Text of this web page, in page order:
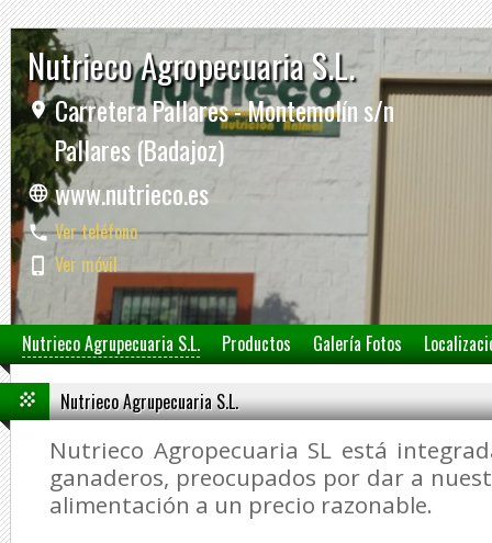
Nutrieco Agropecuaria S.L.
Carretera Pallares - Montemolín s/n
Pallares (Badajoz)
www.nutrieco.es
Ver teléfono
Ver móvil
Nutrieco Agrupecuaria S.L. Productos Galería Fotos
Nutrieco Agrupecuaria S.L.
Nutrieco Agropecuaria SL está
ganaderos, preocupados por dar a
alimentación a un precio razonable.